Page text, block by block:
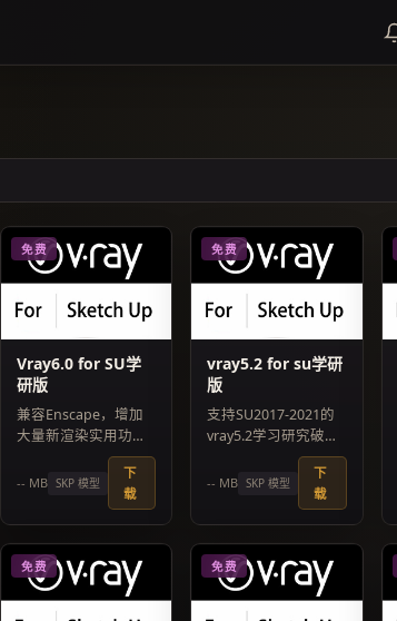
免费
Vray6.0 for SU学
研版
兼容Enscape，增加
大量新渲染实用功
能，新增汉化补丁,22
年12月1日已重新上传
-- MB SKP 模型
下
载
免费
vray5.2 for su学研
版
支持SU2017-2021的
vray5.2学习研究破解
版，汉化补丁已升级
至V4版
-- MB SKP 模型
下
载
免费 免费